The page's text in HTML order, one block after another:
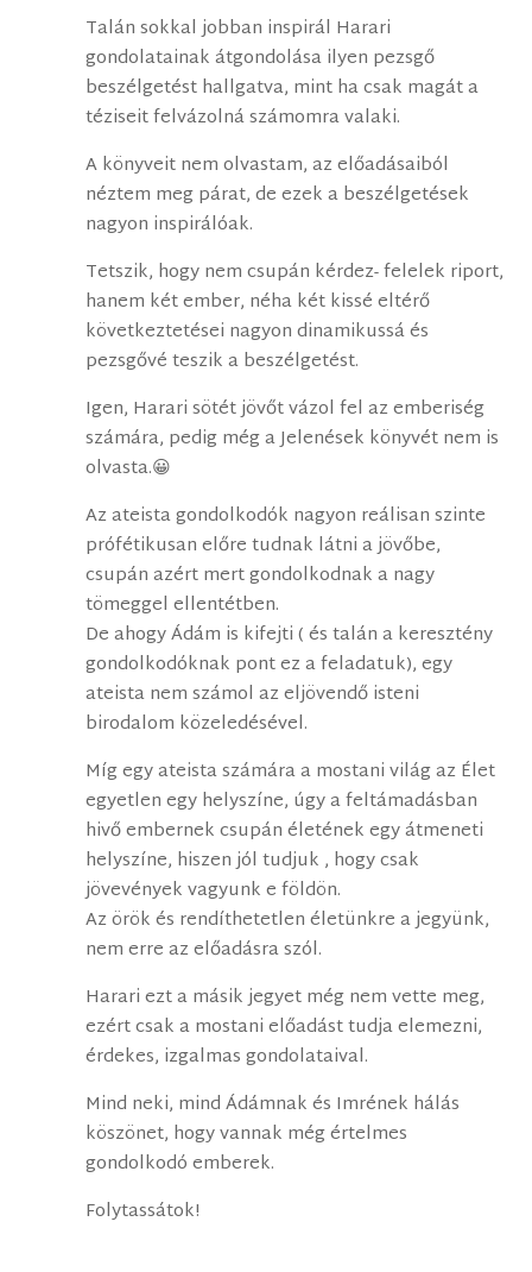
Talán sokkal jobban inspirál Harari
gondolatainak átgondolása ilyen pezsgő
beszélgetést hallgatva, mint ha csak magát a
téziseit felvázolná számomra valaki.
A könyveit nem olvastam, az előadásaiból
néztem meg párat, de ezek a beszélgetések
nagyon inspirálóak.
Tetszik, hogy nem csupán kérdez- felelek riport,
hanem két ember, néha két kissé eltérő
következtetései nagyon dinamikussá és
pezsgővé teszik a beszélgetést.
Igen, Harari sötét jövőt vázol fel az emberiség
számára, pedig még a Jelenések könyvét nem is
olvasta.😀
Az ateista gondolkodók nagyon reálisan szinte
prófétikusan előre tudnak látni a jövőbe,
csupán azért mert gondolkodnak a nagy
tömeggel ellentétben.
De ahogy Ádám is kifejti ( és talán a keresztény
gondolkodóknak pont ez a feladatuk), egy
ateista nem számol az eljövendő isteni
birodalom közeledésével.
Míg egy ateista számára a mostani világ az Élet
egyetlen egy helyszíne, úgy a feltámadásban
hivő embernek csupán életének egy átmeneti
helyszíne, hiszen jól tudjuk , hogy csak
jövevények vagyunk e földön.
Az örök és rendíthetetlen életünkre a jegyünk,
nem erre az előadásra szól.
Harari ezt a másik jegyet még nem vette meg,
ezért csak a mostani előadást tudja elemezni,
érdekes, izgalmas gondolataival.
Mind neki, mind Ádámnak és Imrének hálás
köszönet, hogy vannak még értelmes
gondolkodó emberek.
Folytassátok!